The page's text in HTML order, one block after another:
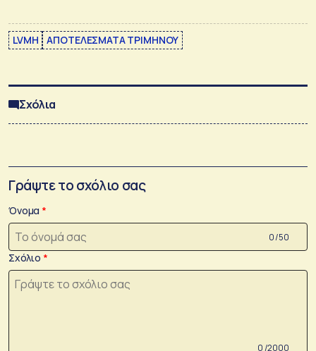
LVMH ΑΠΟΤΕΛΕΣΜΑΤΑ ΤΡΙΜΗΝΟΥ
Σχόλια
Γράψτε το σχόλιο σας
Όνομα
0 /50
Σχόλιο
0 /2000